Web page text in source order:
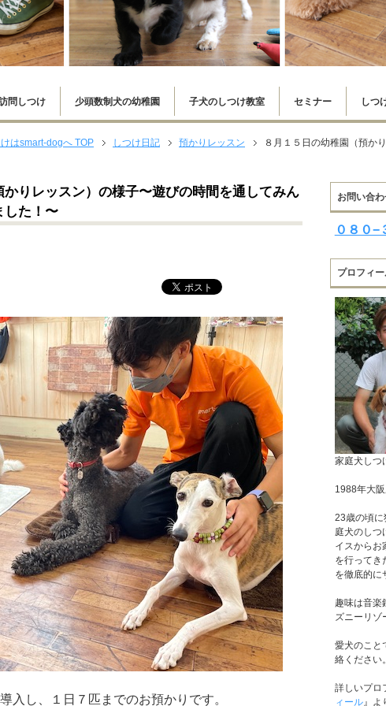
問しつけ 少頭数制犬の幼稚園 子犬のしつけ教室 セミナー しつ
はsmart-dogへ TOP しつけ日記 預かりレッスン ８月１５日の幼稚園（預か
りレッスン）の様子〜遊びの時間を通してみん
した！〜
入し、１日７匹までのお預かりです。
お問い合
０８０−
プロフィ
家庭犬しつ
1988年大阪
23歳の頃に
庭犬のしつ
イスからお
を行ってき
を徹底的に
趣味は音楽
ズニーリゾ
愛犬のこと
絡ください。
詳しいプロ
ィール』よ